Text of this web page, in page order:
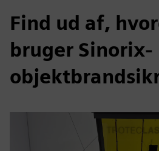
Find ud af,
bruger Sinorix-